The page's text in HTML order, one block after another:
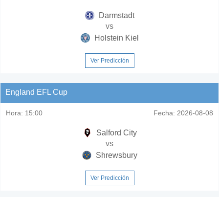
Darmstadt
vs
Holstein Kiel
Ver Predicción
England EFL Cup
Hora: 15:00 Fecha: 2026-08-08
Salford City
vs
Shrewsbury
Ver Predicción